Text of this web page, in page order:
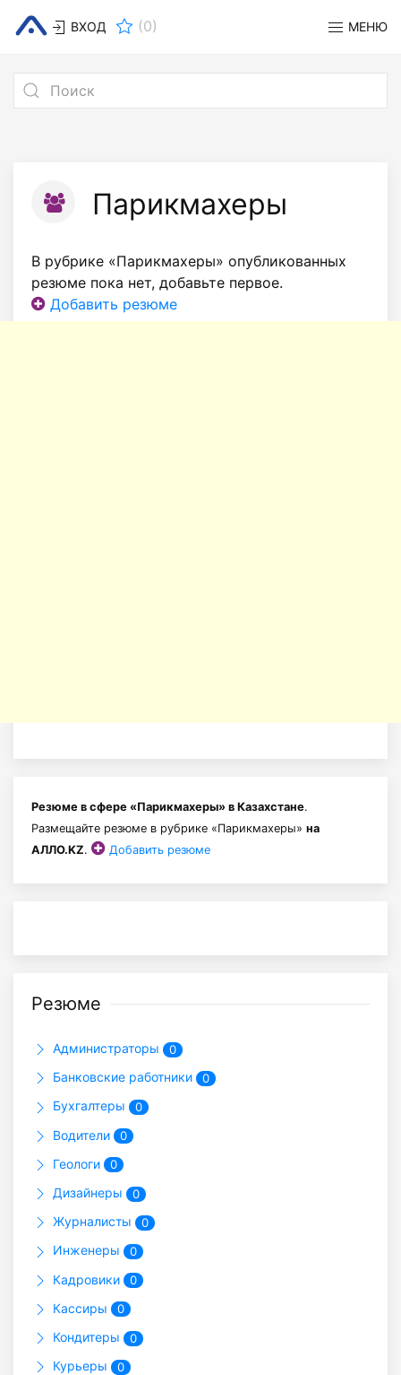
ВХОД (0) МЕНЮ
Парикмахеры
В рубрике «Парикмахеры» опубликованных
резюме пока нет, добавьте первое.
Добавить резюме
Резюме в сфере «Парикмахеры» в Казахстане.
Размещайте резюме в рубрике «Парикмахеры» на
АЛЛО.KZ. Добавить резюме
Резюме
Администраторы 0
Банковские работники 0
Бухгалтеры 0
Водители 0
Геологи 0
Дизайнеры 0
Журналисты 0
Инженеры 0
Кадровики 0
Кассиры 0
Кондитеры 0
Курьеры 0